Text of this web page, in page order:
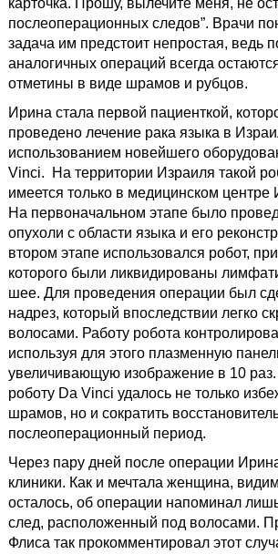
карточка. Прошу, вылечите меня, не
послеоперационных следов”. Врачи
задача им предстоит непростая, ведь
аналогичных операций всегда
отметины в виде шрамов и рубцов.
Ирина стала первой пациенткой,
проведено лечение рака языка в
использованием новейшего
Vinci. На территории Израиля такой
имеется только в медицинском центре
На первоначальном этапе было
опухоли с области языка и его
втором этапе использовался робот,
которого были ликвидированы
шее. Для проведения операции был
надрез, который впоследствии легко
волосами. Работу робота
используя для этого плазменную
увеличивающую изображение в 10
роботу Da Vinci удалось не только
шрамов, но и сократить
послеоперационный период.
Через пару дней после операции
клиники. Как и мечтала женщина,
осталось, об операции напоминал
след, расположенный под волосами.
Флиса так прокомментировал этот